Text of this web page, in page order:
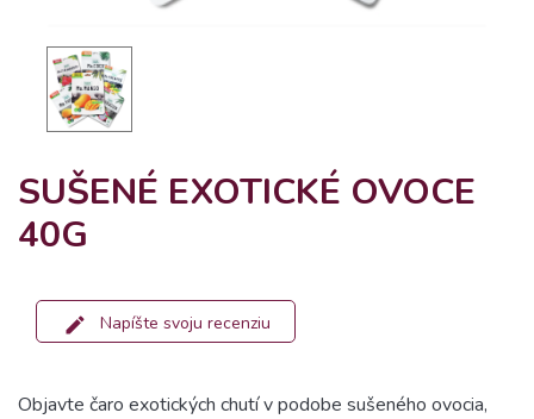
SUŠENÉ EXOTICKÉ OVOCE
40G
Napíšte svoju recenziu
Objavte čaro exotických chutí v podobe sušeného ovocia,